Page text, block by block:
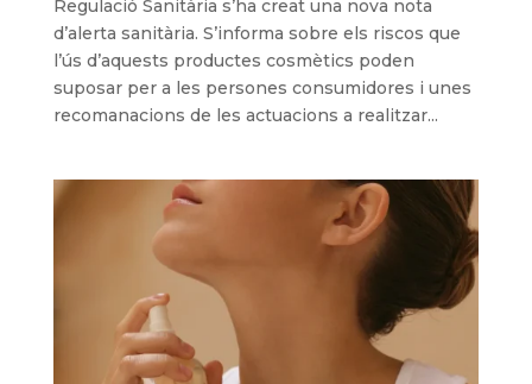
Regulació Sanitària s’ha creat una nova nota
d’alerta sanitària. S’informa sobre els riscos que
l’ús d’aquests productes cosmètics poden
suposar per a les persones consumidores i unes
recomanacions de les actuacions a realitzar...